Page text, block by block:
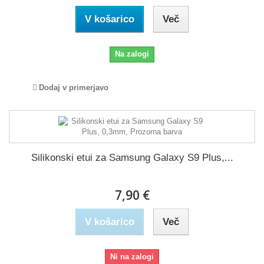
V košarico Več
Na zalogi
Dodaj v primerjavo
Silikonski etui za Samsung Galaxy S9 Plus,...
7,90 €
V košarico Več
Ni na zalogi